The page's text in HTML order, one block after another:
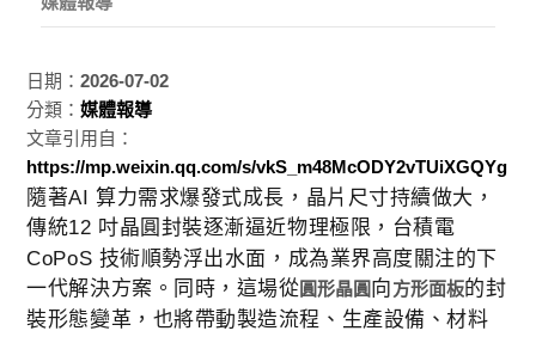
日期：2026-07-02
分類：媒體報導
文章引用自：
https://mp.weixin.qq.com/s/vkS_m48McODY2vTUiXGQYg
隨著AI 算力需求爆發式成長，晶片尺寸持續做大，
傳統12 吋晶圓封裝逐漸逼近物理極限，台積電
CoPoS 技術順勢浮出水面，成為業界高度關注的下
一代解決方案。同時，這場從圓形晶圓向方形面板的封
裝形態變革，也將帶動製造流程、生產設備、材料